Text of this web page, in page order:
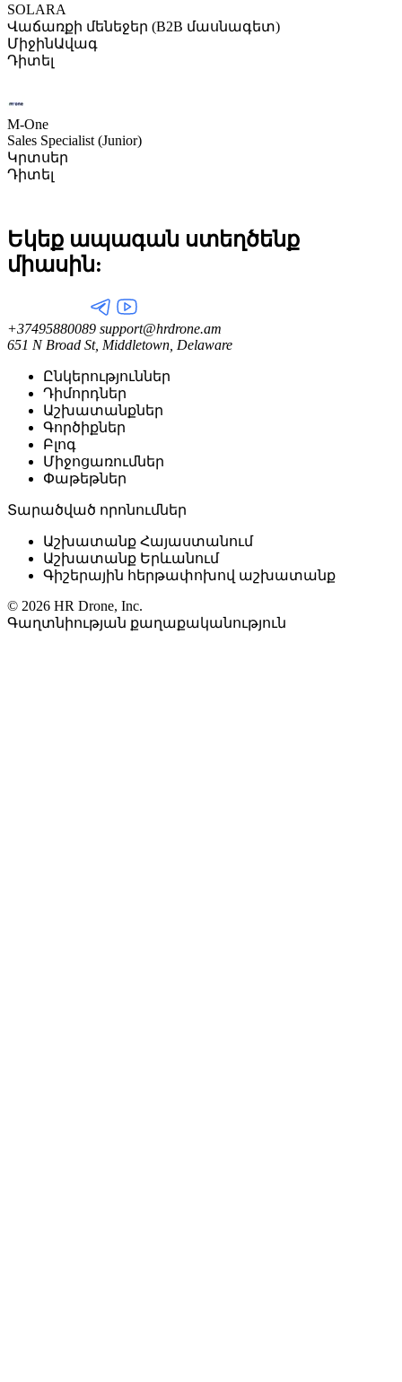
SOLARA
Վաճառքի մենեջեր (B2B մասնագետ)
ՄիջինԱվագ
Դիտել
M-One
Sales Specialist (Junior)
Կրտսեր
Դիտել
Եկեք ապագան ստեղծենք
միասին:
+37495880089 support@hrdrone.am
651 N Broad St, Middletown, Delaware
Ընկերություններ
Դիմորդներ
Աշխատանքներ
Գործիքներ
Բլոգ
Միջոցառումներ
Փաթեթներ
Տարածված որոնումներ
Աշխատանք Հայաստանում
Աշխատանք Երևանում
Գիշերային հերթափոխով աշխատանք
© 2026 HR Drone, Inc.
Գաղտնիության քաղաքականություն